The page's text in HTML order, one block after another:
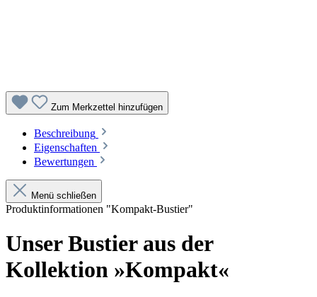
Zum Merkzettel hinzufügen
Beschreibung
Eigenschaften
Bewertungen
Menü schließen
Produktinformationen "Kompakt-Bustier"
Unser Bustier aus der
Kollektion »Kompakt«